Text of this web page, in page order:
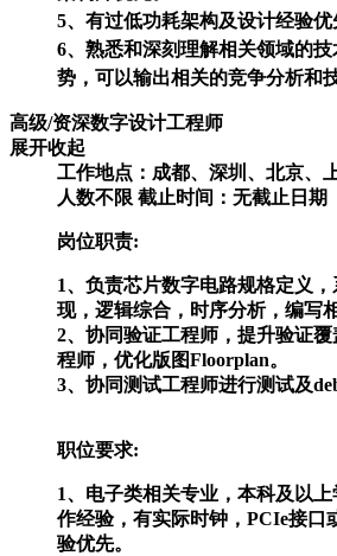
5、有过低功耗架构及设计经验优
6、熟悉和深刻理解相关领域的
势，可以输出相关的竞争分析和
高级/资深数字设计工程师
展开收起
工作地点：成都、深圳、北京、
人数不限 截止时间：无截止日期
岗位职责:
1、负责芯片数字电路规格定义
现，逻辑综合，时序分析，编写
2、协同验证工程师，提升验证
程师，优化版图Floorplan。
3、协同测试工程师进行测
职位要求:
1、电子类相关专业，本科及以
作经验，有实际时钟，PCIe接口
验优先。